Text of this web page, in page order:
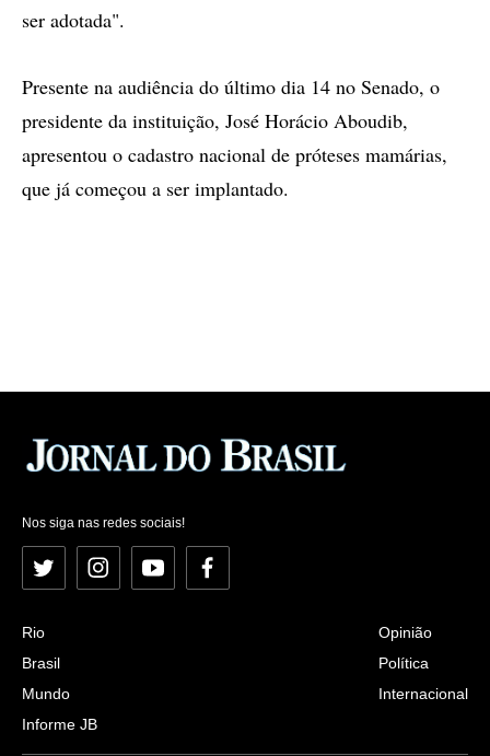
ser adotada".
Presente na audiência do último dia 14 no Senado, o
presidente da instituição, José Horácio Aboudib,
apresentou o cadastro nacional de próteses mamárias,
que já começou a ser implantado.
Nos siga nas redes sociais!
Twitter InstagramYouTubeFacebook
Rio
Brasil
Mundo
Informe JB
Opinião
Política
Internacional